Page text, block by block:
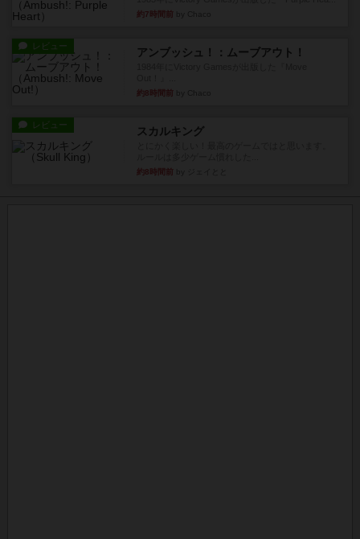
約7時間前
レビュー アンブッシュ！：ムーブアウト！
約8時間前
レビュー スカルキング
約8時間前